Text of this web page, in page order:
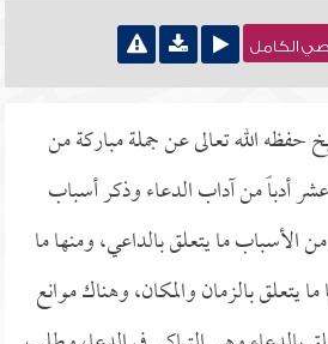
الكامل
الله تعالى عن جملة مباركة من
أدباً من آداب الدعاء وذكر أسباب
الأسباب ما يتعلق بالداعي، ومنها ما
يتعلق بالزمان والمكان، وهناك موانع